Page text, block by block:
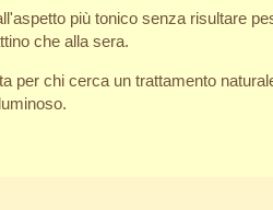
più tonico senza risultare
che alla sera.
chi cerca un trattamento